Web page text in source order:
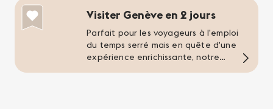
Visiter Genève en 2 jours
Parfait pour les voyageurs à l'emploi
du temps serré mais en quête d'une
expérience enrichissante, notre